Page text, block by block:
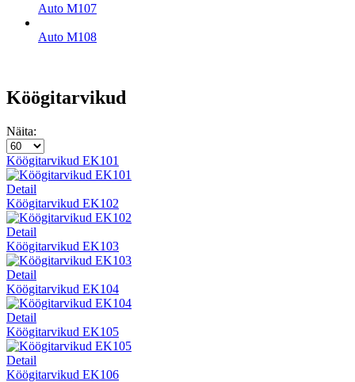
Auto М107
Auto М108
Köögitarvikud
Näita:
Köögitarvikud EK101
Detail
Köögitarvikud EK102
Detail
Köögitarvikud EK103
Detail
Köögitarvikud EK104
Detail
Köögitarvikud EK105
Detail
Köögitarvikud EK106